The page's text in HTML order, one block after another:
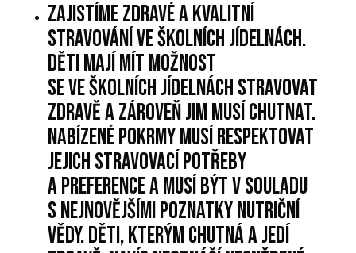
Zajistíme zdravé a kvalitní
stravování ve školních jídelnách.
Děti mají mít možnost
se ve školních jídelnách stravovat
zdravě a zároveň jim musí chutnat.
Nabízené pokrmy musí respektovat
jejich stravovací potřeby
a preference a musí být v souladu
s nejnovějšími poznatky nutriční
vědy. Děti, kterým chutná a jedí